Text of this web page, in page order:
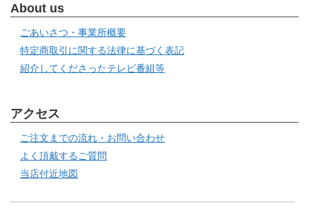
About us
ごあいさつ・事業所概要
特定商取引に関する法律に基づく表記
紹介してくださったテレビ番組等
アクセス
ご注文までの流れ・お問い合わせ
よく頂戴するご質問
当店付近地図